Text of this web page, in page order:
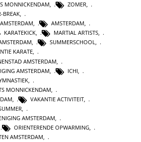
MONNICKENDAM, ZOMER,
BREAK,
, AMSTERDAM,
KARATEKICK, MARTIAL ARTISTS,
, SUMMERSCHOOL,
KARATE,
AMSTERDAM
AMSTERDAM
ICHI
MONNICKENDAM
VAKANTIE ACTIVITEIT
AMSTERDAM
ORIENTERENDE OPWARMING
AMSTERDAM,